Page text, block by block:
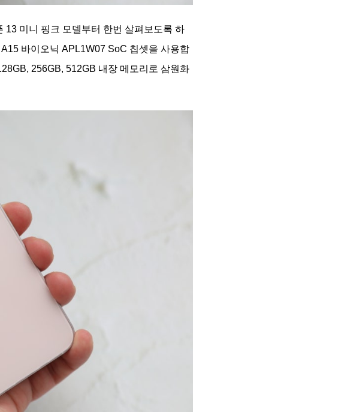
13 미니 핑크 모델부터 한번 살펴보도록 하
바이오닉 APL1W07 SoC 칩셋을 사용합
256GB, 512GB 내장 메모리로 삼원화